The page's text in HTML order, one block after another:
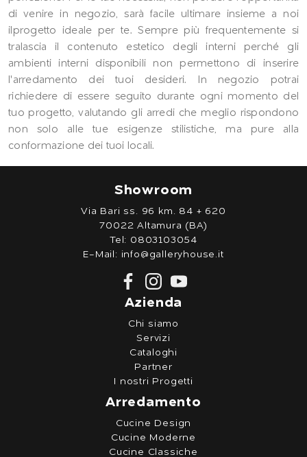
di venire in negozio, sarà facile ultimare insieme a noi
ilprogetto ideale per te. Sempre più frequentemente si
tralascia il contenuto estetico degli interni perché gli
ambienti interni disponibili non permettono di inserire
l'arredamento dei tuoi desideri. In negozio potrai
richiedere di essere seguito durante ogni momento del
tuo progetto, valutando gli arredi che meglio rispondono
non solo alle tue esigenze stilistiche, ma pure alla
conformazione dei tuoi locali.
Showroom
Via Bari ss. 96 km. 84 + 620
70022 Altamura (BA)
Tel: 0803103054
E-Mail: info@galleryhouse.it
Azienda
Chi siamo
Servizi
Cataloghi
Partner
I nostri Progetti
Arredamento
Cucine Design
Cucine Moderne
Cucine Classiche